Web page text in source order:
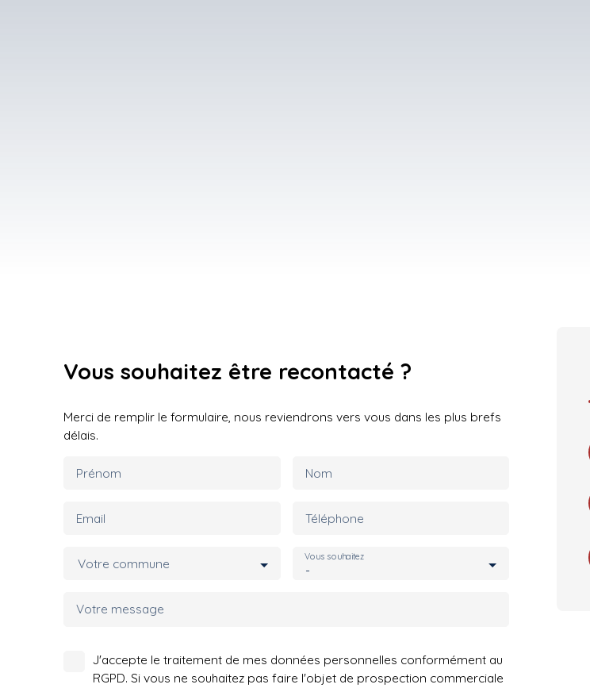
Vous souhaitez être recontacté ?
Merci de remplir le formulaire, nous reviendrons vers vous dans les plus brefs
délais.
Prénom Nom
Email Téléphone
Votre commune -
Vous souhaitez
Votre message
J'accepte le traitement de mes données personnelles conformément au
RGPD. Si vous ne souhaitez pas faire l'objet de prospection commerciale